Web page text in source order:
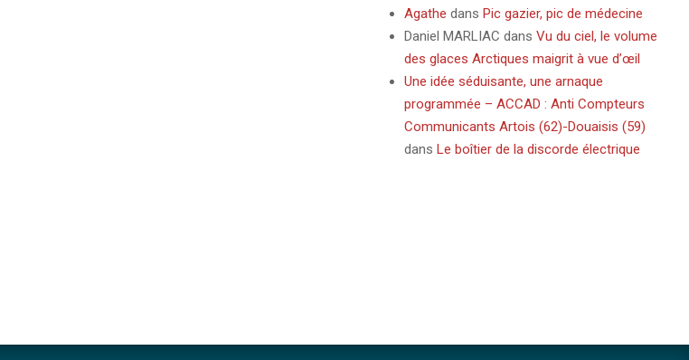
Agathe dans Pic gazier, pic de médecine
Daniel MARLIAC dans Vu du ciel, le volume
des glaces Arctiques maigrit à vue d’œil
Une idée séduisante, une arnaque
programmée – ACCAD : Anti Compteurs
Communicants Artois (62)-Douaisis (59)
dans Le boîtier de la discorde électrique